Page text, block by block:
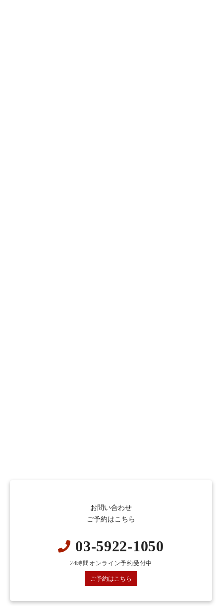
お問い合わせ
ご予約はこちら
03-5922-1050
24時間オンライン予約受付中
ご予約はこちら